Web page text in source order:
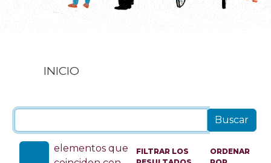
INICIO
elementos que
FILTRAR LOS
ORDENAR